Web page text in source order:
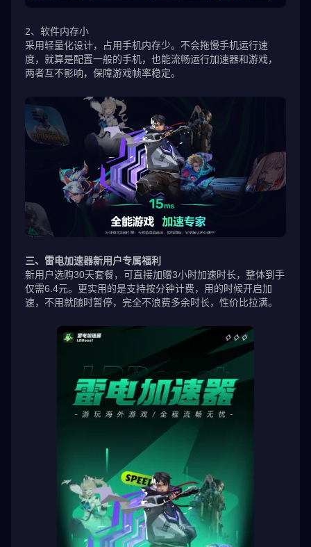
2、软件内存小
采用轻量化设计，占用手机内存少。不会拖慢手机运行速
度，就算是配置一般的手机，也能流畅运行加速器和游戏，
两者互不影响，保障游戏帧率稳定。
三、雷电加速器新用户专属福利
新用户选购30天套餐，可直接加赠3小时加速时长，整体到手
仅需6.4元。更实用的是支持按分钟计费，用的时候开启加
速，不用就随时暂停，完全不浪费多余时长，性价比拉满。